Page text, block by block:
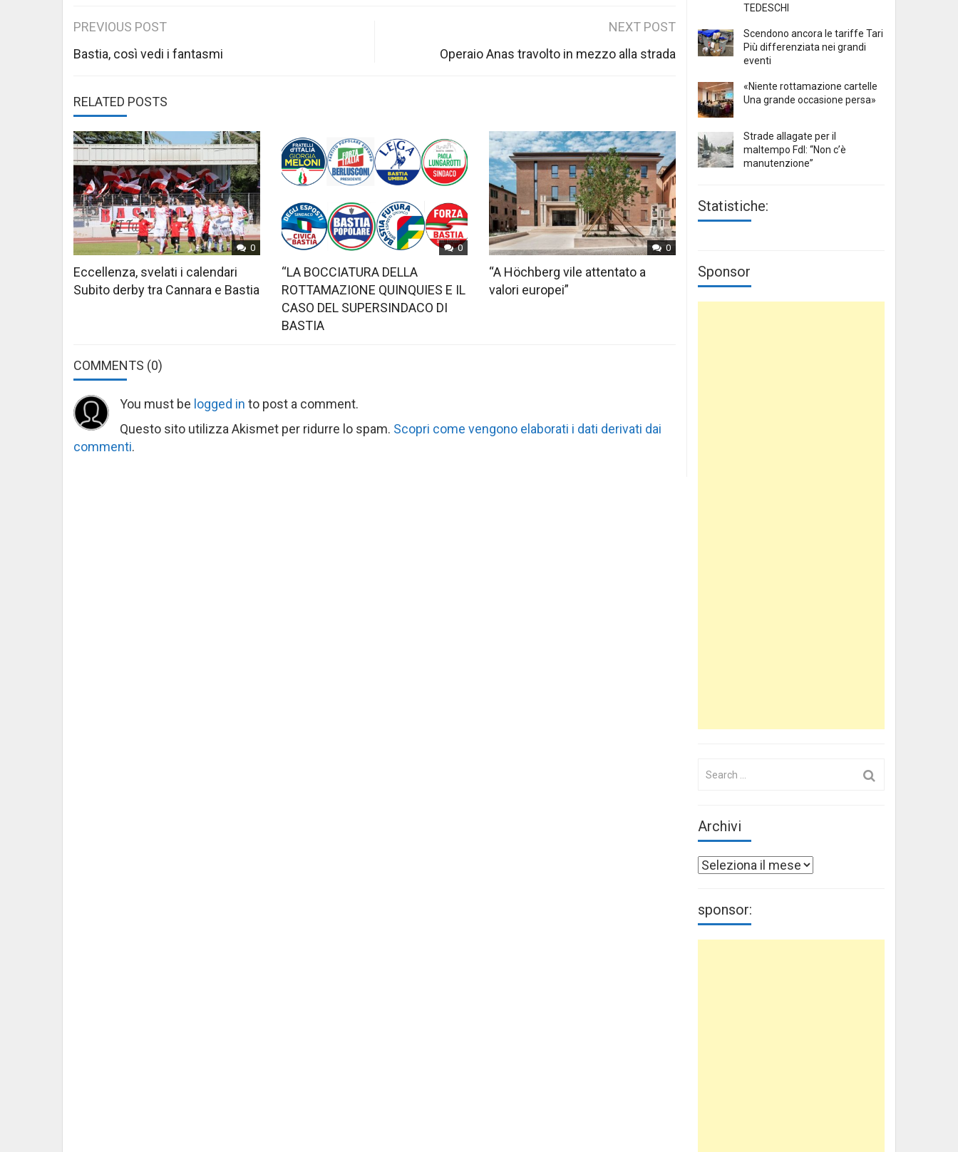
Post
navigation
PREVIOUS POST
Bastia, così vedi i fantasmi
NEXT POST
Operaio Anas travolto in mezzo alla strada
RELATED POSTS
0
Eccellenza, svelati i calendari
Subito derby tra Cannara e Bastia
0
“LA BOCCIATURA DELLA
ROTTAMAZIONE QUINQUIES E IL
CASO DEL SUPERSINDACO DI
BASTIA
0
“A Höchberg vile attentato a
valori europei”
COMMENTS (0)
You must be logged in to post a comment.
Questo sito utilizza Akismet per ridurre lo spam. Scopri come vengono elaborati i dati derivati dai
commenti.
TEDESCHI
Scendono ancora le tariffe Tari
Più differenziata nei grandi
eventi
«Niente rottamazione cartelle
Una grande occasione persa»
Strade allagate per il
maltempo FdI: “Non c’è
manutenzione”
Statistiche:
Sponsor
Archivi
Archivi
sponsor: